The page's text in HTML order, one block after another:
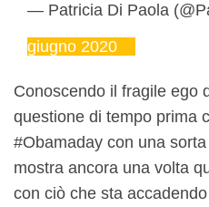
— Patricia Di Paola
giugno 2020
Conoscendo il fragile ego
questione di tempo prima
#Obamaday con una
mostra ancora una volta
con ciò che sta